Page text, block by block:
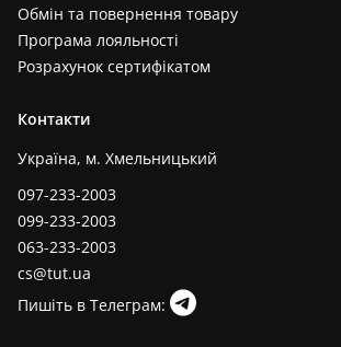
Обмін та повернення товару
Програма лояльності
Розрахунок сертифікатом
Контакти
Україна, м. Хмельницький
097-233-2003
099-233-2003
063-233-2003
cs@tut.ua
Пишіть в Телеграм: